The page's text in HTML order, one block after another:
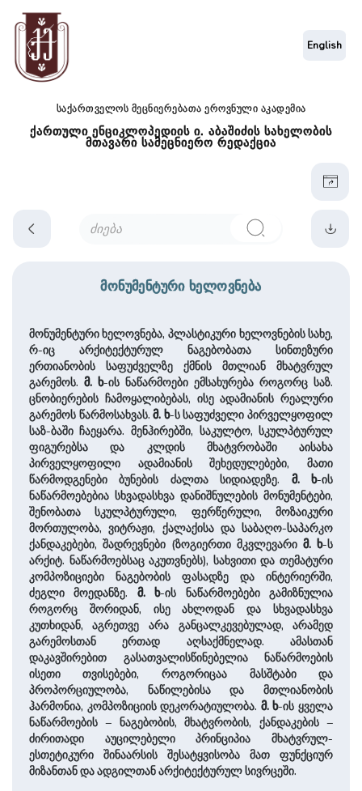
საქართველოს მეცნიერებათა ეროვნული აკადემია
ქართული ენციკლოპედიის ი. აბაშიძის სახელობის
მთავარი სამეცნიერო რედაქცია
English
მონუმენტური ხელოვნება
მონუმენტური ხელოვნება, პლასტიკური ხელოვნების სახე,
რ-იც არქიტექტურულ ნაგებობათა სინთეზური
ერთიანობის საფუძველზე ქმნის მთლიან მხატვრულ
გარემოს. მ. ხ-ის ნაწარმოები ემსახურება როგორც საზ.
ცნობიერების ჩამოყალიბებას, ისე ადამიანის რეალური
გარემოს წარმოსახვას.მ. ხ-ს საფუძველი პირველყოფილ
საზ-ბაში ჩაეყარა. მენჰირებში, საკულტო, სკულპტურულ
ფიგურებსა და კლდის მხატვრობაში აისახა
პირველყოფილი ადამიანის შეხედულებები, მათი
წარმოდგენები ბუნების ძალთა სიდიადეზე. მ. ხ-ის
ნაწარმოებებია სხვადასხვა დანიშნულების მონუმენტები,
შენობათა სკულპტურული, ფერწერული, მოზაიკური
მორთულობა, ვიტრაჟი, ქალაქისა და საბაღო-საპარკო
ქანდაკებები, შადრევნები (ზოგიერთი მკვლევარიმ. ხ-ს
არქიტ. ნაწარმოებსაც აკუთვნებს), სახვითი და თემატური
კომპოზიციები ნაგებობის ფასადზე და ინტერიერში,
ძეგლი მოედანზე. მ. ხ-ის ნაწარმოებები გამიზნულია
როგორც შორიდან, ისე ახლოდან და სხვადასხვა
კუთხიდან, აგრეთვე არა განცალკევებულად, არამედ
გარემოსთან ერთად აღსაქმნელად. ამასთან
დაკავშირებით გასათვალისწინებელია ნაწარმოების
ისეთი თვისებები, როგორიცაა მასშტაბი და
პროპორციულობა, ნაწილებისა და მთლიანობის
ჰარმონია, კომპოზიციის დეკორატიულობა. მ. ხ-ის ყველა
ნაწარმოების – ნაგებობის, მხატვრობის, ქანდაკების –
ძირითადი აუცილებელი პრინციპია მხატვრულ-
ესთეტიკური შინაარსის შესატყვისობა მათ ფუნქციურ
მიზანთან და ადგილთან არქიტექტურულ სივრცეში.